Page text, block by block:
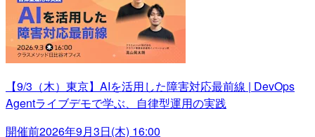
【9/3（木）東京】AIを活用した障害対応最前線 | DevOps
Agentライブデモで学ぶ、自律型運用の実践
開催前2026年9月3日(木) 16:00